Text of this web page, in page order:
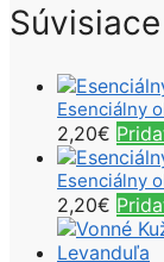
Esenciálny
2,20€
Esenciálny
2,20€